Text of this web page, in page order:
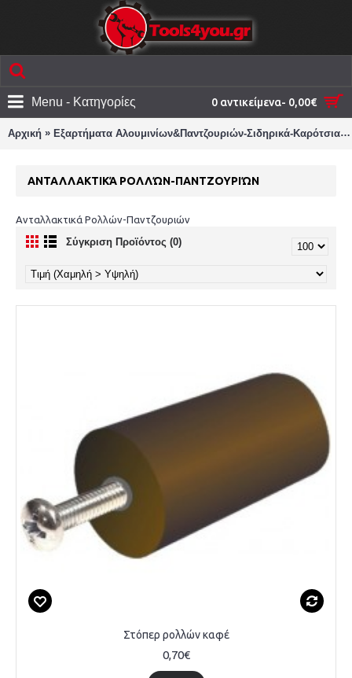
0 αντικείμενα- 0,00€
Menu - Κατηγορίες
Αρχική » Εξαρτήματα Αλουμινίων&Παντζουριών-Σιδηρικά-Καρότσια»
ΑΝΤΑΛΛΑΚΤΙΚΆ ΡΟΛΛΏΝ-ΠΑΝΤΖΟΥΡΙΏΝ
Ανταλλακτικά Ρολλών-Παντζουριών
Σύγκριση Προϊόντος (0)
Στόπερ ρολλών καφέ
0,70€